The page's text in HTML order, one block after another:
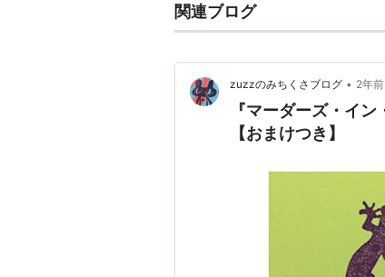
3人の逃亡者
ハート泥棒（1987）＜未＞
サボテン・ブラザース（1986
ロスト・アンド・ファウンド
関連ブログ
zuzzのみちくさブログ • 2年前
『マーダーズ・イ
【おまけつき】